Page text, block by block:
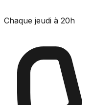
Chaque jeudi à 20h